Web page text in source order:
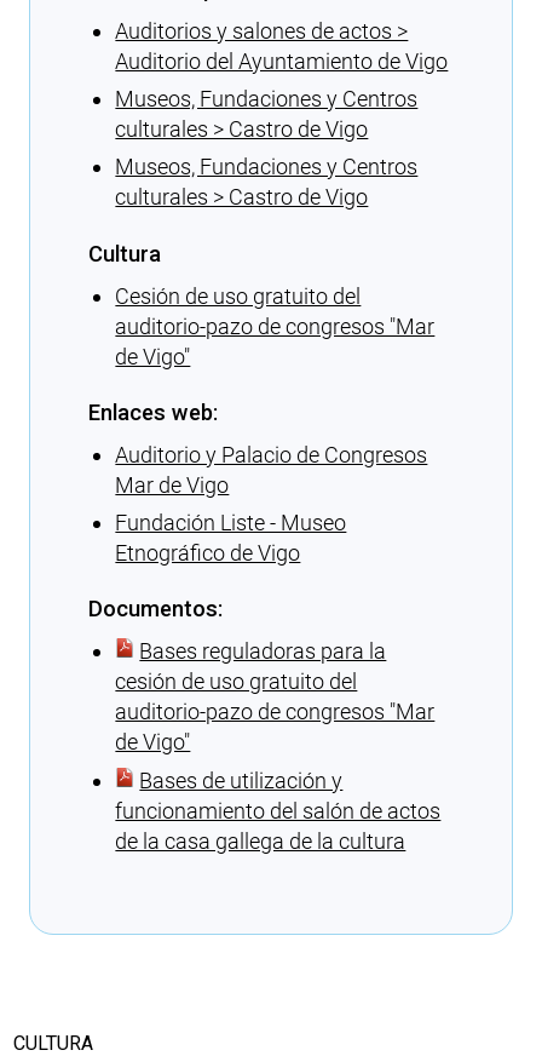
Auditorios y salones de actos >
Auditorio del Ayuntamiento de Vigo
Museos, Fundaciones y Centros
culturales > Castro de Vigo
Museos, Fundaciones y Centros
culturales > Castro de Vigo
Cultura
Cesión de uso gratuito del
auditorio-pazo de congresos ″Mar
de Vigo″
Enlaces web:
Auditorio y Palacio de Congresos
Mar de Vigo
Fundación Liste - Museo
Etnográfico de Vigo
Documentos:
Bases reguladoras para la
cesión de uso gratuito del
auditorio-pazo de congresos ″Mar
de Vigo″
Bases de utilización y
funcionamiento del salón de actos
de la casa gallega de la cultura
CULTURA